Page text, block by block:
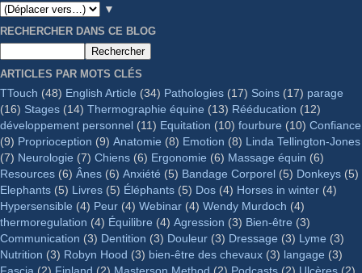
▼
RECHERCHER DANS CE BLOG
ARTICLES PAR MOTS CLÉS
TTouch (48) English Article (34) Pathologies (17) Soins (17) parage
(16) Stages (14) Thermographie équine (13) Rééducation (12)
développement personnel (11) Equitation (10) fourbure (10) Confiance
(9) Proprioception (9) Anatomie (8) Emotion (8) Linda Tellington-Jones
(7) Neurologie (7) Chiens (6) Ergonomie (6) Massage équin (6)
Resources (6) Ânes (6) Anxiété (5) Bandage Corporel (5) Donkeys (5)
Elephants (5) Livres (5) Éléphants (5) Dos (4) Horses in winter (4)
Hypersensible (4) Peur (4) Webinar (4) Wendy Murdoch (4)
thermoregulation (4) Équilibre (4) Agression (3) Bien-être (3)
Communication (3) Dentition (3) Douleur (3) Dressage (3) Lyme (3)
Nutrition (3) Robyn Hood (3) bien-être des chevaux (3) langage (3)